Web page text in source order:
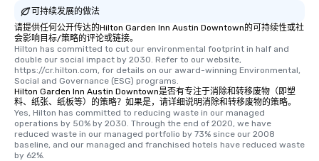
可持续发展的做法
请提供任何公开传达的Hilton Garden Inn Austin Downtown的可持续性或社
会影响目标/策略的评论或链接。
Hilton has committed to cut our environmental footprint in half and
double our social impact by 2030. Refer to our website,
https://cr.hilton.com, for details on our award-winning Environmental,
Social and Governance (ESG) programs.
Hilton Garden Inn Austin Downtown是否有专注于消除和转移废物（即塑
料、纸张、纸板等）的策略？如果是，请详细说明消除和转移废物的策略。
Yes, Hilton has committed to reducing waste in our managed
operations by 50% by 2030. Through the end of 2020, we have
reduced waste in our managed portfolio by 73% since our 2008
baseline, and our managed and franchised hotels have reduced waste
by 62%.